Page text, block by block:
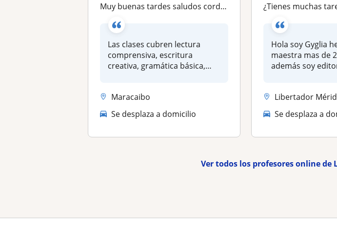
Muy buenas tardes saludos cordiales soy profesor del área de educación primaria
Las clases cubren lectura
comprensiva, escritura
creativa, gramática básica,
Maracaibo
Se desplaza a domicilio
¿Tienes muchas tarea y no sabes
Hola soy Gyglia
maestra mas de
además soy
Libertador
Se desplaza a
Ver todos los profesores online